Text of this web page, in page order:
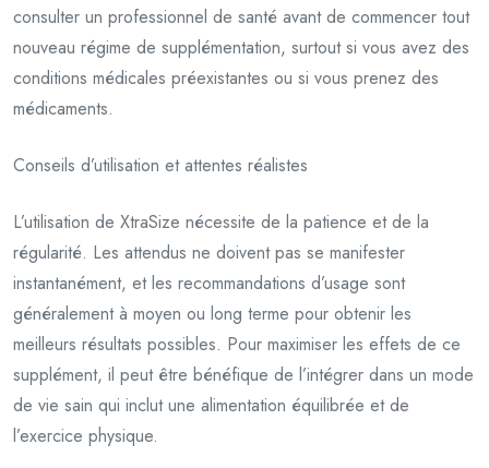
consulter un professionnel de santé avant de commencer tout
nouveau régime de supplémentation, surtout si vous avez des
conditions médicales préexistantes ou si vous prenez des
médicaments.
Conseils d’utilisation et attentes réalistes
L’utilisation de XtraSize nécessite de la patience et de la
régularité. Les attendus ne doivent pas se manifester
instantanément, et les recommandations d’usage sont
généralement à moyen ou long terme pour obtenir les
meilleurs résultats possibles. Pour maximiser les effets de ce
supplément, il peut être bénéfique de l’intégrer dans un mode
de vie sain qui inclut une alimentation équilibrée et de
l’exercice physique.